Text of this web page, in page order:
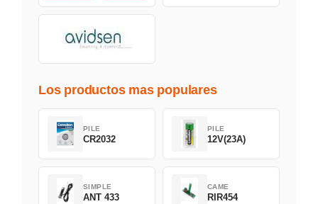
Los productos mas populares
PILE
CR2032
PILE
12V(23A)
SIMPLE
ANT 433
CAME
RIR454